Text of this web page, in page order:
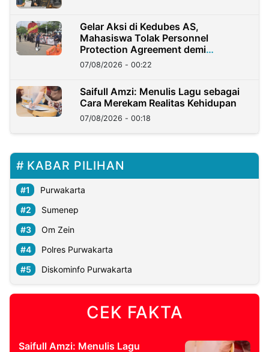
Gelar Aksi di Kedubes AS,
Mahasiswa Tolak Personnel
Protection Agreement demi
Kedaulatan Negara
07/08/2026 - 00:22
Saifull Amzi: Menulis Lagu sebagai
Cara Merekam Realitas Kehidupan
07/08/2026 - 00:18
KABAR PILIHAN
Purwakarta
Sumenep
Om Zein
Polres Purwakarta
Diskominfo Purwakarta
CEK FAKTA
Saifull Amzi: Menulis Lagu